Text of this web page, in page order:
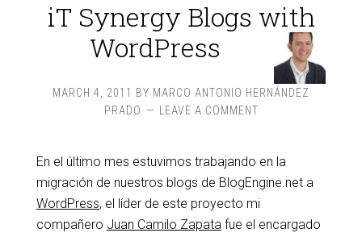
iT Synergy Blogs with
WordPress
MARCH 4, 2011 BY MARCO ANTONIO HERNÁNDEZ
PRADO
LEAVE A COMMENT
En el último mes estuvimos trabajando en la
migración de nuestros blogs de BlogEngine.net a
WordPress, el líder de este proyecto mi
compañero Juan Camilo Zapatafue el encargado